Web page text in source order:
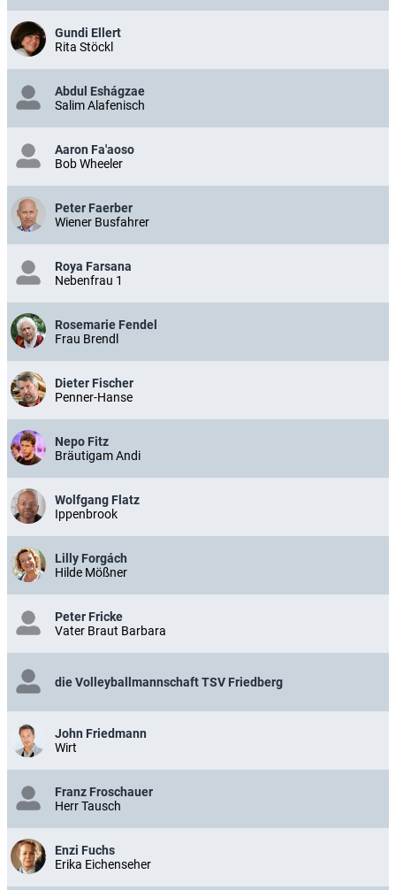
Gundi Ellert
Rita Stöckl
Abdul Eshágzae
Salim Alafenisch
Aaron Fa'aoso
Bob Wheeler
Peter Faerber
Wiener Busfahrer
Roya Farsana
Nebenfrau 1
Rosemarie Fendel
Frau Brendl
Dieter Fischer
Penner-Hanse
Nepo Fitz
Bräutigam Andi
Wolfgang Flatz
Ippenbrook
Lilly Forgách
Hilde Mößner
Peter Fricke
Vater Braut Barbara
die Volleyballmannschaft TSV Friedberg
John Friedmann
Wirt
Franz Froschauer
Herr Tausch
Enzi Fuchs
Erika Eichenseher